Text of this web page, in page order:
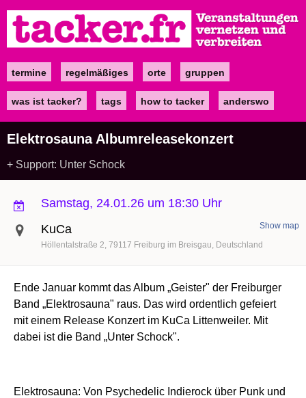
zum
Inhalt
Maintermine regelmäßiges orte gruppen
was ist tacker? tags how to tacker anderswo
Elektrosauna Albumreleasekonzert
+ Support: Unter Schock
Samstag, 24.01.26 um 18:30 Uhr
KuCa
Höllentalstraße 2 79117 Freiburg im Breisgau Deutschland
Show map
Ende Januar kommt das Album „Geister" der Freiburger
Band „Elektrosauna" raus. Das wird ordentlich gefeiert
mit einem Release Konzert im KuCa Littenweiler. Mit
dabei ist die Band „Unter Schock".
Elektrosauna: Von Psychedelic Indierock über Punk und